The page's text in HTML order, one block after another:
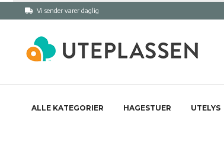
Vi sender varer daglig
ALLE KATEGORIER HAGESTUER UTELYS